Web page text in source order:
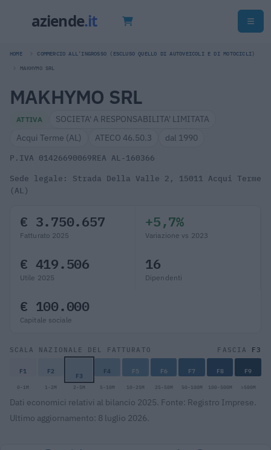
HOME COMMERCIO ALL'INGROSSO (ESCLUSO QUELLO DI AUTOVEICOLI E DI MOTOCICLI)
MAKHYMO SRL
MAKHYMO SRL
ATTIVA
SOCIETA' A RESPONSABILITA' LIMITATA
Acqui Terme (AL)
ATECO 46.50.3 dal 1990
P.IVA 01426690069REA AL-160366
Sede legale: Strada Della Valle 2, 15011 Acqui Terme
(AL)
€ 3.750.657
Fatturato 2025
+5,7%
Variazione vs 2023
€ 419.506
Utile 2025
16
Dipendenti
€ 100.000
Capitale sociale
SCALA NAZIONALE DEL FATTURATO FASCIA F3
F1 F2 F3 F4 F5 F6 F7 F8 F9
0-1M 1-2M 2-5M 5-10M 10-25M 25-50M 50-100M 100-500M >500M
Dati economici relativi al bilancio 2025. Fonte: Registro Imprese.
Ultimo aggiornamento: 8 luglio 2026.